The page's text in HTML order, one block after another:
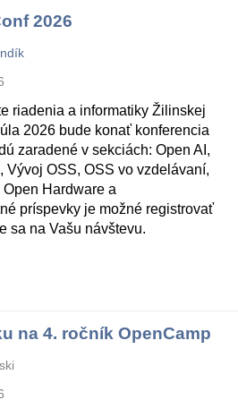
2026
riadenia a informatiky Žilinskej
2026 bude konať konferencia
zaradené v sekciách: Open AI,
Vývoj OSS, OSS vo vzdelávaní,
Hardware a
príspevky je možné registrovať
sa na Vašu návštevu.
na 4. ročník OpenCamp